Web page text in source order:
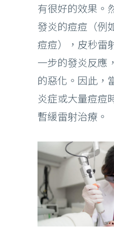
有很好的效果。
發炎的痘痘（例
痘痘），皮秒雷
一步的發炎反應
的惡化。因此，
炎症或大量痘痘
暫緩雷射治療。